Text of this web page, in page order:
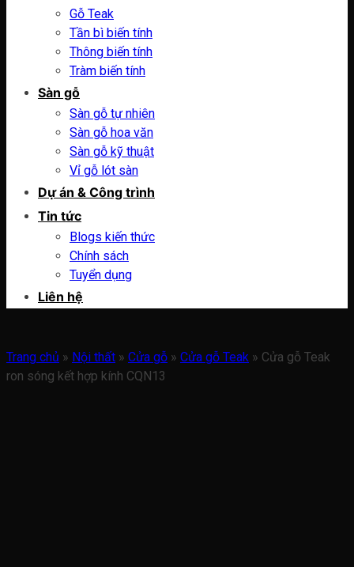
Gỗ Teak
Tần bì biến tính
Thông biến tính
Tràm biến tính
Sàn gỗ
Sàn gỗ tự nhiên
Sàn gỗ hoa văn
Sàn gỗ kỹ thuật
Vỉ gỗ lót sàn
Dự án & Công trình
Tin tức
Blogs kiến thức
Chính sách
Tuyển dụng
Liên hệ
Trang chủ » Nội thất » Cửa gỗ » Cửa gỗ Teak » Cửa gỗ Teak
ron sóng kết hợp kính CQN13